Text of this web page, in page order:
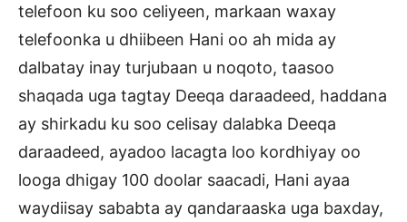
telefoon ku soo celiyeen, markaan waxay
telefoonka u dhiibeen Hani oo ah mida ay
dalbatay inay turjubaan u noqoto, taasoo
shaqada uga tagtay Deeqa daraadeed, haddana
ay shirkadu ku soo celisay dalabka Deeqa
daraadeed, ayadoo lacagta loo kordhiyay oo
looga dhigay 100 doolar saacadi, Hani ayaa
waydiisay sababta ay qandaraaska uga baxday,